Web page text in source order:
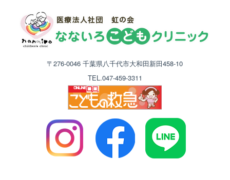
〒276-0046 千葉県八千代市大和田新田458-10
TEL.047-459-3311